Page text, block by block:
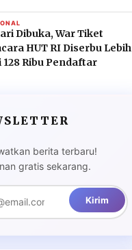
Dibuka, War Tiket
HUT RI Diserbu Lebih
128 Ribu Pendaftar
berita terbaru!
gratis sekarang.
Kirim